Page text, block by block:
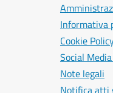
Informativa
Cookie
Social
Note legali